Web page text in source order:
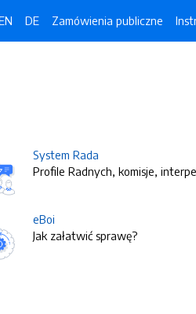
DE Zamówienia publiczne
System Rada
Profile Radnych, komisje,
eBoi
Jak załatwić sprawę?